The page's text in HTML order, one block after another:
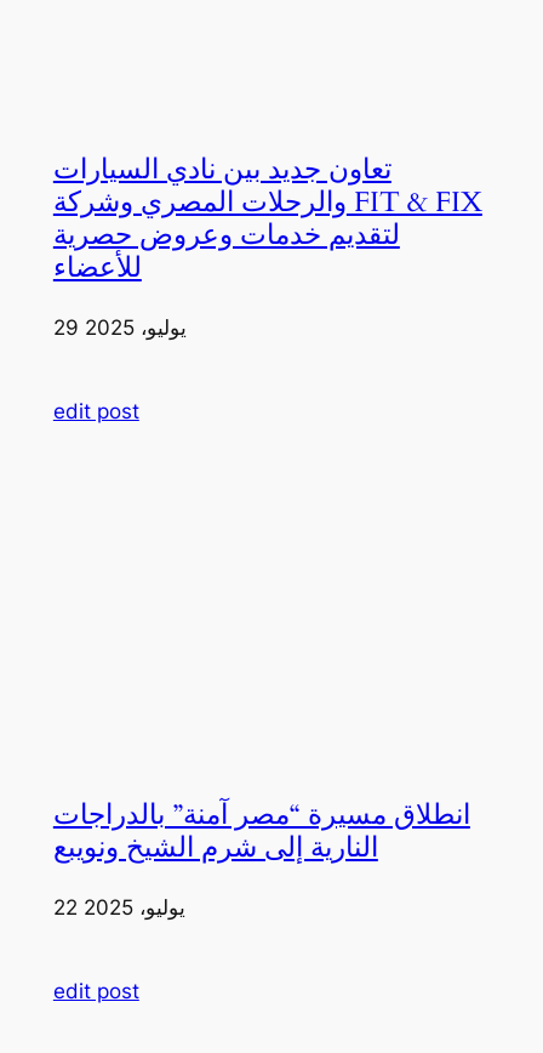
تعاون جديد بين نادي السيارات
والرحلات المصري وشركة FIT & FIX
لتقديم خدمات وعروض حصرية
للأعضاء
29 يوليو، 2025
edit post
انطلاق مسيرة “مصر آمنة” بالدراجات
النارية إلى شرم الشيخ ونويبع
22 يوليو، 2025
edit post